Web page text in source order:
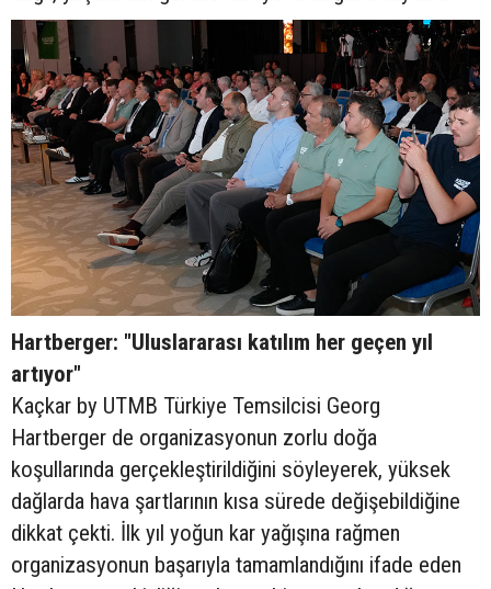
Hartberger: "Uluslararası katılım her geçen yıl
artıyor"
Kaçkar by UTMB Türkiye Temsilcisi Georg
Hartberger de organizasyonun zorlu doğa
koşullarında gerçekleştirildiğini söyleyerek, yüksek
dağlarda hava şartlarının kısa sürede değişebildiğine
dikkat çekti. İlk yıl yoğun kar yağışına rağmen
organizasyonun başarıyla tamamlandığını ifade eden